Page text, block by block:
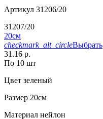
Артикул 31206/20
31207/20
20см
checkmark_alt_circleВыбрать
31.16 р.
По 10 шт
Цвет зеленый
Размер 20см
Материал нейлон